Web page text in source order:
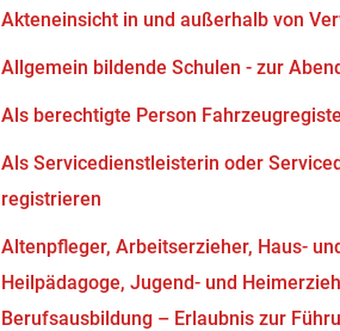
Akteneinsicht in und außerhalb von
Allgemein bildende Schulen - zur
Als berechtigte Person
Als Servicedienstleisterin oder
registrieren
Altenpfleger, Arbeitserzieher, Haus-
Heilpädagoge, Jugend- und
Berufsausbildung – Erlaubnis zur